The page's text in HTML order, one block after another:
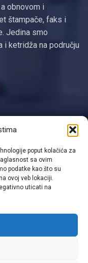
poput kolačića za
sa ovim
podatke kao što su
ovoj veb lokaciji.
uticati na
obnovom i
štampače, faks i
Jedina smo
i ketridža na području
♥ by